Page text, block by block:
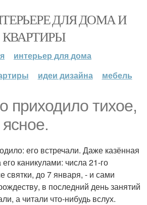
ДЛЯ ДОМА И
КВАРТИРЫ
интерьер для дома
идеи дизайна мебель
приходило тихое,
его встречали. Даже казённая
каникулами: числа 21-го
святки, до 7 января, - и сами
в последний день занятий
а читали что-нибудь вслух.